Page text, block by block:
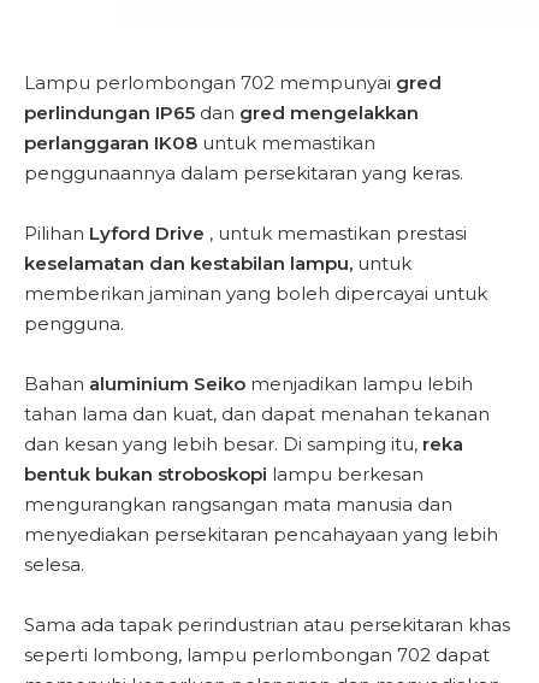
Lampu perlombongan 702 mempunyai gred
perlindungan IP65 dan gred mengelakkan
perlanggaran IK08 untuk memastikan
penggunaannya dalam persekitaran yang keras.
Pilihan Lyford Drive , untuk memastikan prestasi
keselamatan dan kestabilan lampu, untuk
memberikan jaminan yang boleh dipercayai untuk
pengguna.
Bahan aluminium Seiko menjadikan lampu lebih
tahan lama dan kuat, dan dapat menahan tekanan
dan kesan yang lebih besar. Di samping itu, reka
bentuk bukan stroboskopi lampu berkesan
mengurangkan rangsangan mata manusia dan
menyediakan persekitaran pencahayaan yang lebih
selesa.
Sama ada tapak perindustrian atau persekitaran khas
seperti lombong, lampu perlombongan 702 dapat